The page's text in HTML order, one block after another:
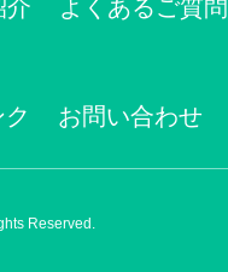
お問い合わせ
Reserved.